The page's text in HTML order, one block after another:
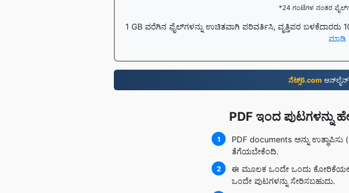
*24 ಗಂಟೆಗಳ ನಂತರ
1 GB ವರೆಗಿನ ಫೈಲ್‌ಗಳನ್ನು ಉಚಿತವಾಗಿ ಪರಿವರ್ತಿಸಿ, ವೃತ್ತಿಪರ ಬಳಕೆದಾರರು
ಮಾಡಿ
ನೆಟ್ಸ್6.com
PDF ಇಂದ ಪುಟಗಳನ್ನು
1
PDF documents ಅನ್ನು
ತೆಗೆಯಬೇಕೆಂದಿ.
2
ಈ ಮೂಲಕ ಒಂದೇ ಒಂದು ಕೋರಿಕೆಯಲ್ಲಿ
ಒಂದೇ ಪುಟಗಳನ್ನು ಸೇರಿಸಬಹುದು.